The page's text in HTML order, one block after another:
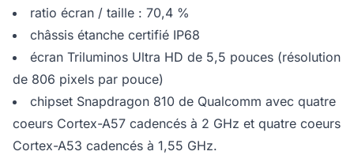
ratio écran / taille : 70,4 %
châssis étanche certifié IP68
écran Triluminos Ultra HD de 5,5 pouces (résolution
de 806 pixels par pouce)
chipset Snapdragon 810 de Qualcomm avec quatre
coeurs Cortex-A57 cadencés à 2 GHz et quatre coeurs
Cortex-A53 cadencés à 1,55 GHz.